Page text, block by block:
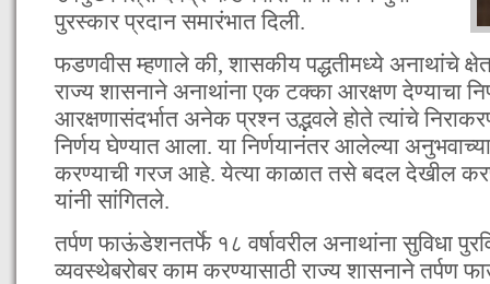
पुरस्कार प्रदान समारंभात दिली.
फडणवीस म्हणाले की, शासकीय पद्धतीमध्ये अनाथांचे
राज्य शासनाने अनाथांना एक टक्का आरक्षण देण्याचा
आरक्षणासंदर्भात अनेक प्रश्न उद्भवले होते त्यांचे
निर्णय घेण्यात आला. या निर्णयानंतर आलेल्या
करण्याची गरज आहे. येत्या काळात तसे बदल देखील
यांनी सांगितले.
तर्पण फाऊंडेशनतर्फे १८ वर्षावरील अनाथांना सुविधा
व्यवस्थेबरोबर काम करण्यासाठी राज्य शासनाने